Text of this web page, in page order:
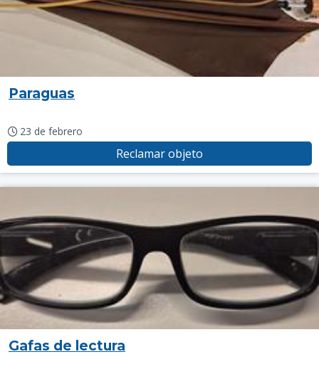
Paraguas
23 de febrero
Reclamar objeto
Gafas de lectura